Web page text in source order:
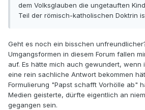
dem Volksglauben die ungetauften
Teil der römisch-katholischen Doktrin
Geht es noch ein bisschen
Umgangsformen in diesem Forum fallen
auf. Es hätte mich auch gewundert, wenn
eine rein sachliche Antwort bekommen
Formulierung "Papst schafft Vorhölle ab"
Medien geisterte, dürfte eigentlich an
gegangen sein.